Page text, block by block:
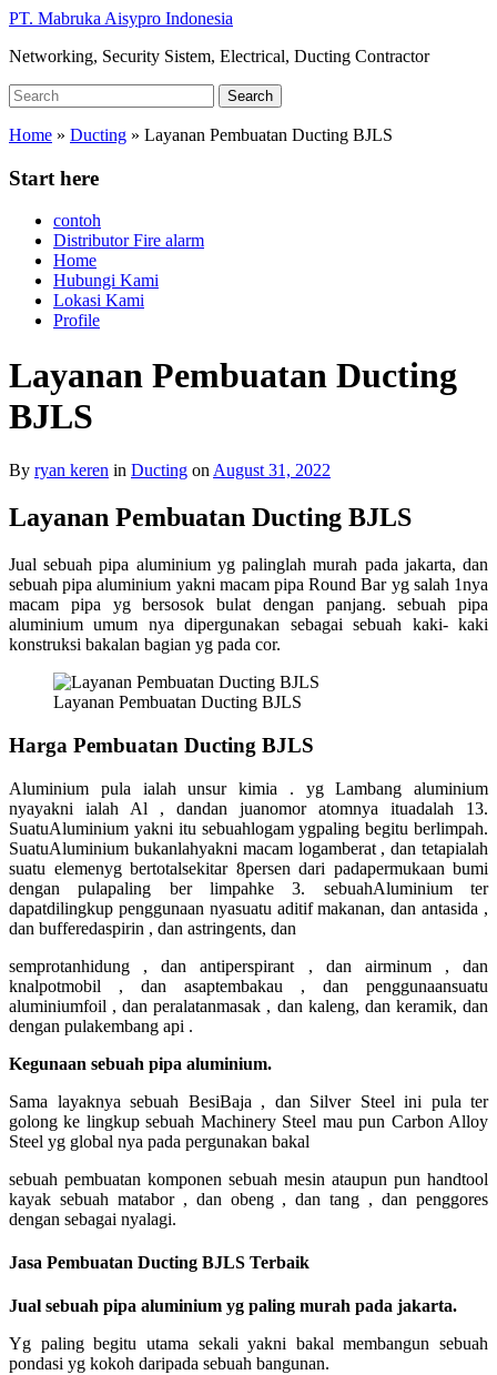
Skip
main
PT. Mabruka Aisypro Indonesia
Networking, Security Sistem, Electrical, Ducting Contractor
Search
for:
Search
Home » Ducting » Layanan Pembuatan Ducting BJLS
Start here
contoh
Distributor Fire alarm
Home
Hubungi Kami
Lokasi Kami
Profile
Layanan Pembuatan Ducting
BJLS
By ryan keren in Ducting on August 31, 2022
Layanan Pembuatan Ducting BJLS
Jual sebuah pipa aluminium yg palinglah murah pada jakarta, dan
sebuah pipa aluminium yakni macam pipa Round Bar yg salah 1nya
macam pipa yg bersosok bulat dengan panjang. sebuah pipa
aluminium umum nya dipergunakan sebagai sebuah kaki- kaki
konstruksi bakalan bagian yg pada cor.
Layanan Pembuatan Ducting BJLS
Harga Pembuatan Ducting BJLS
Aluminium pula ialah unsur kimia . yg Lambang aluminium
nyayakni ialah Al , dandan juanomor atomnya ituadalah 13.
SuatuAluminium yakni itu sebuahlogam ygpaling begitu berlimpah.
SuatuAluminium bukanlahyakni macam logamberat , dan tetapialah
suatu elemenyg bertotalsekitar 8persen dari padapermukaan bumi
dengan pulapaling ber limpahke 3. sebuahAluminium ter
dapatdilingkup penggunaan nyasuatu aditif makanan, dan antasida ,
dan bufferedaspirin , dan astringents, dan
semprotanhidung , dan antiperspirant , dan airminum , dan
knalpotmobil , dan asaptembakau , dan penggunaansuatu
aluminiumfoil , dan peralatanmasak , dan kaleng, dan keramik, dan
dengan pulakembang api .
Kegunaan sebuah pipa aluminium.
Sama layaknya sebuah BesiBaja , dan Silver Steel ini pula ter
golong ke lingkup sebuah Machinery Steel mau pun Carbon Alloy
Steel yg global nya pada pergunakan bakal
sebuah pembuatan komponen sebuah mesin ataupun pun handtool
kayak sebuah matabor , dan obeng , dan tang , dan penggores
dengan sebagai nyalagi.
Jasa Pembuatan Ducting BJLS Terbaik
Jual sebuah pipa aluminium yg paling murah pada jakarta.
Yg paling begitu utama sekali yakni bakal membangun sebuah
pondasi yg kokoh daripada sebuah bangunan.